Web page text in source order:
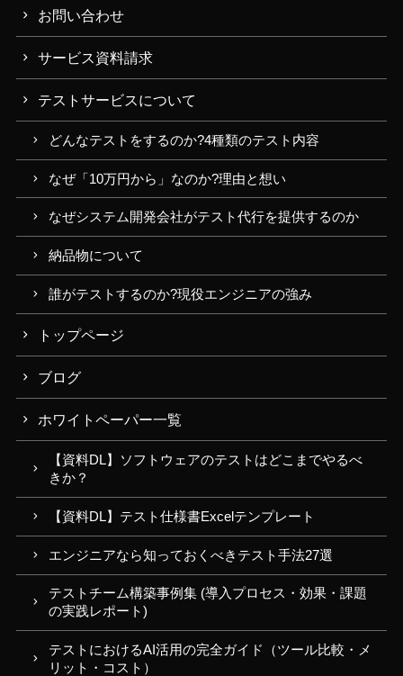
お問い合わせ
サービス資料請求
テストサービスについて
どんなテストをするのか?4種類のテスト内容
なぜ「10万円から」なのか?理由と想い
なぜシステム開発会社がテスト代行を提供するのか
納品物について
誰がテストするのか?現役エンジニアの強み
トップページ
ブログ
ホワイトペーパー一覧
【資料DL】ソフトウェアのテストはどこまでやるべ
きか？
【資料DL】テスト仕様書Excelテンプレート
エンジニアなら知っておくべきテスト手法27選
テストチーム構築事例集 (導入プロセス・効果・課題
の実践レポート)
テストにおけるAI活用の完全ガイド（ツール比較・メ
リット・コスト）